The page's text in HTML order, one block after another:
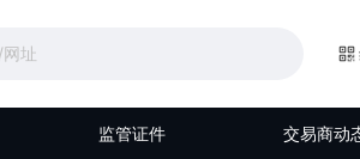
监管证件 交易商动